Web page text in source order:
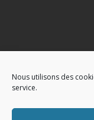
Nous utilisons des
service.